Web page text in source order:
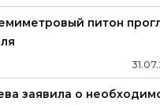
питон
31.07.
заявила о